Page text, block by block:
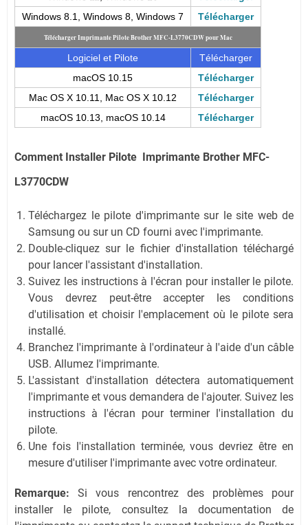
Windows 8.1, Windows 8, Windows 7
Télécharger
Télécharger Imprimante Pilote Brother MFC-L3770CDW pour Mac
Logiciel et Pilote
Télécharger
macOS 10.15
Télécharger
Mac OS X 10.11, Mac OS X 10.12
Télécharger
macOS 10.13, macOS 10.14
Télécharger
Comment Installer Pilote Imprimante Brother MFC-
L3770CDW
Téléchargez le pilote d'imprimante sur le site web de
Samsung ou sur un CD fourni avec l'imprimante.
Double-cliquez sur le fichier d'installation téléchargé
pour lancer l'assistant d'installation.
Suivez les instructions à l'écran pour installer le pilote.
Vous devrez peut-être accepter les conditions
d'utilisation et choisir l'emplacement où le pilote sera
installé.
Branchez l'imprimante à l'ordinateur à l'aide d'un câble
USB. Allumez l'imprimante.
L'assistant d'installation détectera automatiquement
l'imprimante et vous demandera de l'ajouter. Suivez les
instructions à l'écran pour terminer l'installation du
pilote.
Une fois l'installation terminée, vous devriez être en
mesure d'utiliser l'imprimante avec votre ordinateur.
Remarque: Si vous rencontrez des problèmes pour
installer le pilote, consultez la documentation de